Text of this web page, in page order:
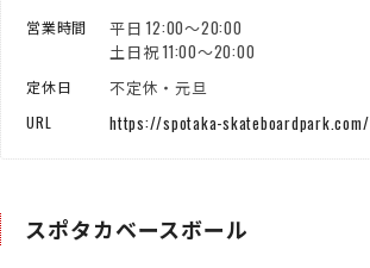
営業時間
平日 12:00～20:00
土日祝 11:00～20:00
定休日 不定休・元旦
URL https://spotaka-skateboardpark.com/
スポタカベースボール